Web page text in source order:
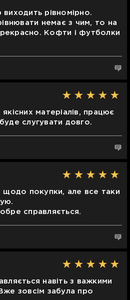
рівномірно.
немає з чим, то на
Кофти і футболки
матеріалів, працює
слугувати довго.
щодо покупки, але все таки
справляється.
навіть з важкими
зовсім забула про